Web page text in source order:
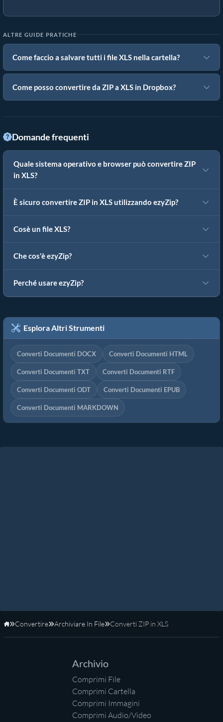
ALTRE GUIDE PRATICHE
Come faccio a salvare tutti i file XLS nella cartella?
Come posso convertire da ZIP a XLS in Dropbox?
Domande frequenti
Quale sistema operativo e browser può convertire ZIP
in XLS?
È sicuro convertire ZIP in XLS utilizzando ezyZip?
Cosè un file XLS?
Che cos'è ezyZip?
Perché usare ezyZip?
Esplora Altri Strumenti
Converti Documenti DOCX Converti Documenti HTML
Converti Documenti TXT Converti Documenti RTF
Converti Documenti ODT Converti Documenti EPUB
Converti Documenti MARKDOWN
Home
Convertire Archiviare In File Converti ZIP in XLS
Archivio
Comprimi File
Comprimi Cartella
Comprimi Immagini
Comprimi Audio/Video